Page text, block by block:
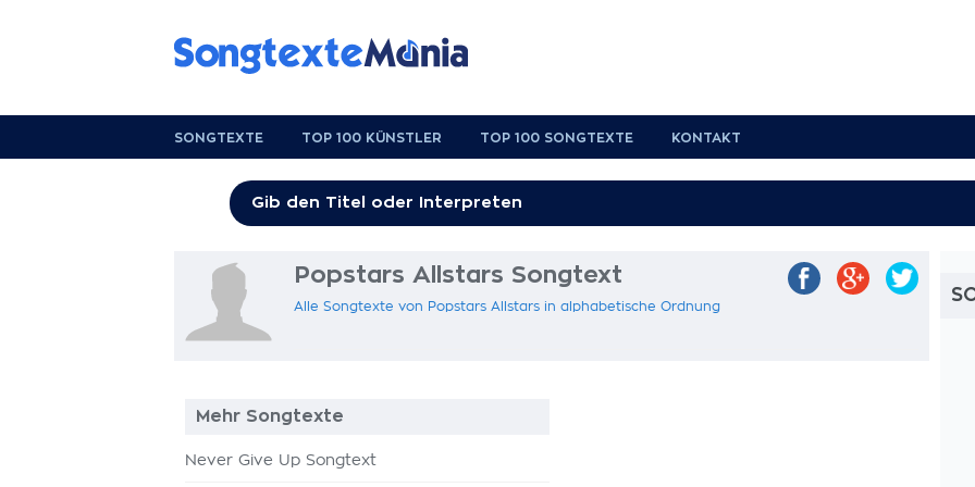
SONGTEXTE TOP 100 KÜNSTLER TOP 100 SONGTEXTE KONTAKT
Popstars Allstars Songtext
Alle Songtexte von Popstars Allstars in alphabetische Ordnung
Mehr Songtexte
Never Give Up Songtext